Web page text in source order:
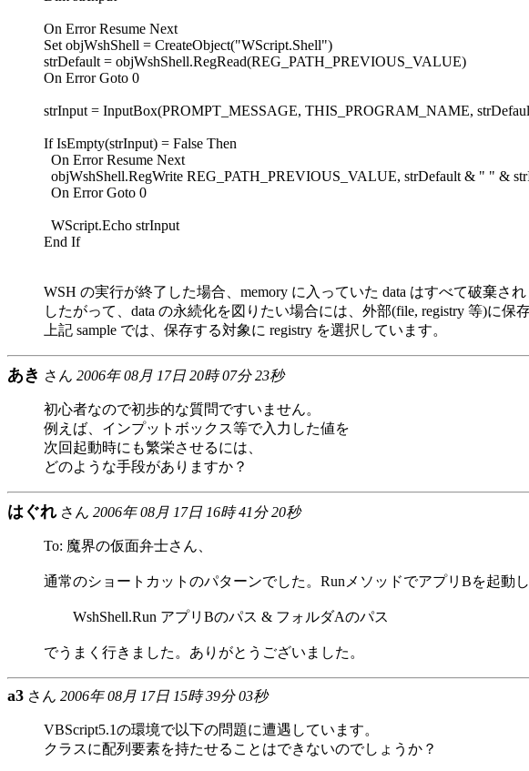
On Error Resume Next
Set objWshShell = CreateObject("WScript.Shell")
strDefault = objWshShell.RegRead(REG_PATH_PREVIOUS_VALUE)
On Error Goto 0
strInput = InputBox(PROMPT_MESSAGE, THIS_PROGRAM_NAME,
If IsEmpty(strInput) = False Then
On Error Resume Next
objWshShell.RegWrite REG_PATH_PREVIOUS_VALUE, strDefault & " " &
On Error Goto 0
WScript.Echo strInput
End If
WSH の実行が終了した場合、memory に入っていた data はすべて破棄され
したがって、data の永続化を図りたい場合には、外部(file, registry 等)に保
上記 sample では、保存する対象に registry を選択しています。
あき さん 2006年 08月 17日 20時 07分 23秒
初心者なので初歩的な質問ですいません。
例えば、インプットボックス等で入力した値を
次回起動時にも繁栄させるには、
どのような手段がありますか？
はぐれさん 2006年 08月 17日 16時 41分 20秒
To: 魔界の仮面弁士さん、
通常のショートカットのパターンでした。RunメソッドでアプリBを起動
WshShell.Run アプリBのパス & フォルダAのパス
でうまく行きました。ありがとうございました。
a3 さん 2006年 08月 17日 15時 39分 03秒
VBScript5.1の環境で以下の問題に遭遇しています。
クラスに配列要素を持たせることはできないのでしょうか？